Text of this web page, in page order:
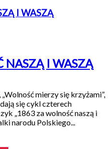
I WASZĄ
NASZĄ I WASZĄ
mierzy się krzyżami”,
się cykl czterech
„1863 za wolność naszą i
narodu Polskiego...